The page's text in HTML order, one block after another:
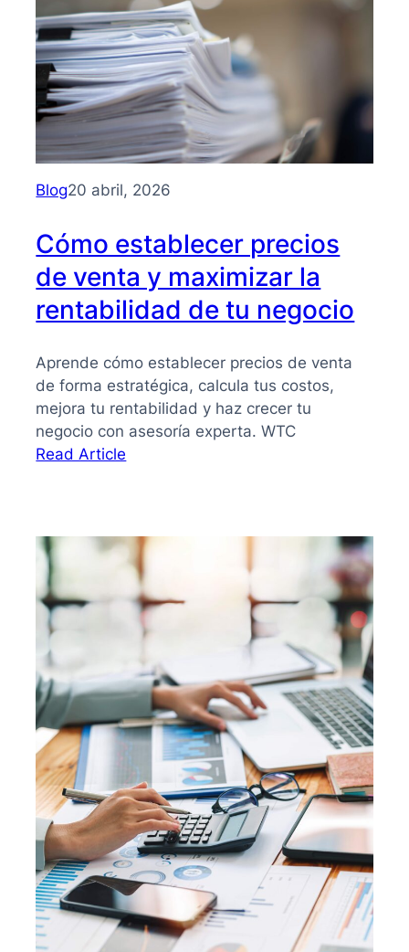
en
el
desarrollo
organizacional
Blog20 abril, 2026
Cómo establecer precios
de venta y maximizar la
rentabilidad de tu negocio
Aprende cómo establecer precios de venta
de forma estratégica, calcula tus costos,
mejora tu rentabilidad y haz crecer tu
negocio con asesoría experta. WTC
Read Article
de
venta
maximizar
de
tu
negocio